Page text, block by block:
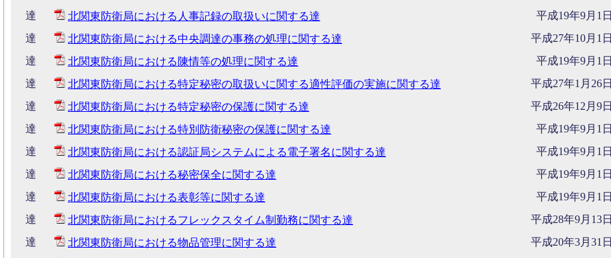
達
北関東防衛局における人事記録の取扱いに関する達
平成19年9月1日
達
北関東防衛局における中央調達の事務の処理に関する達
平成27年10月1日
達
北関東防衛局における陳情等の処理に関する達
平成19年9月1日
達
北関東防衛局における特定秘密の取扱いに関する適性評価の実施に関する達
平成27年1月26日
達
北関東防衛局における特定秘密の保護に関する達
平成26年12月9日
達
北関東防衛局における特別防衛秘密の保護に関する達
平成19年9月1日
達
北関東防衛局における認証局システムによる電子署名に関する達
平成19年9月1日
達
北関東防衛局における秘密保全に関する達
平成19年9月1日
達
北関東防衛局における表彰等に関する達
平成19年9月1日
達
北関東防衛局におけるフレックスタイム制勤務に関する達
平成28年9月13日
達
北関東防衛局における物品管理に関する達
平成20年3月31日